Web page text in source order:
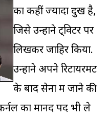
का कहीं ज्यादा दुख है,
जिसे उन्होंने ट्विटर पर
लिखकर जाहिर किया.
उन्होंने अपने रिटायरमेंट
के बाद सेना में जाने की
का मानद पद भी ले